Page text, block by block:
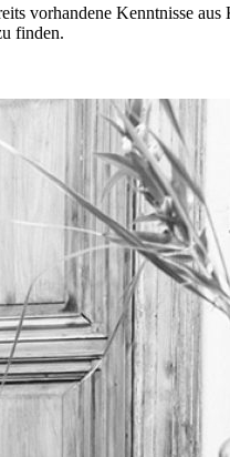
vorhandene Kenntnisse
finden.